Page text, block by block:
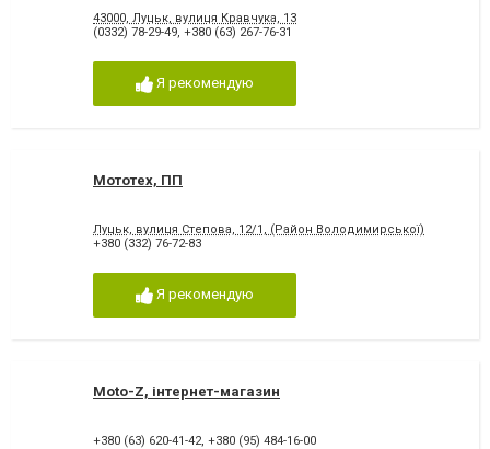
43000, Луцьк, вулиця Кравчука, 13
(0332) 78-29-49, +380 (63) 267-76-31
Я рекомендую
Мототех, ПП
Луцьк, вулиця Степова, 12/1, (Район Володимирської)
+380 (332) 76-72-83
Я рекомендую
Moto-Z, інтернет-магазин
+380 (63) 620-41-42, +380 (95) 484-16-00